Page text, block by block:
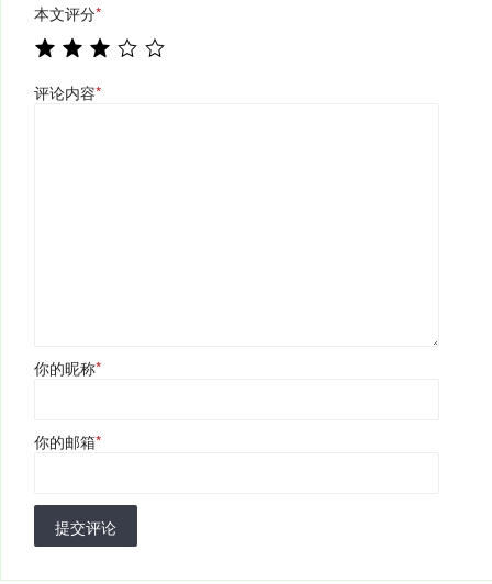
本文评分*
评论内容*
你的昵称*
你的邮箱*
提交评论